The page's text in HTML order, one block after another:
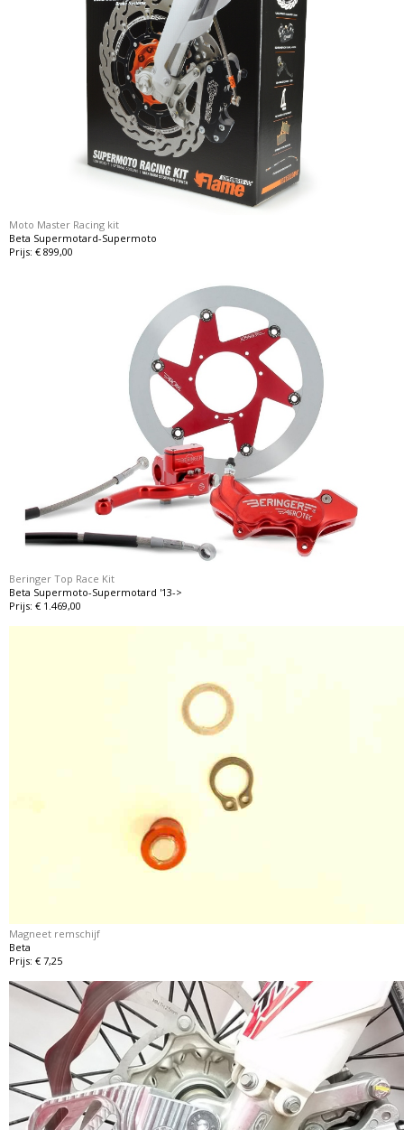
Moto Master Racing kit
Beta Supermotard-Supermoto
Prijs: € 899,00
Beringer Top Race Kit
Beta Supermoto-Supermotard '13->
Prijs: € 1.469,00
Magneet remschijf
Beta
Prijs: € 7,25